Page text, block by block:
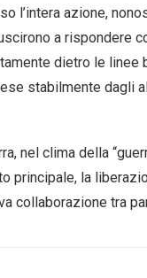
l’intera azione,
a rispondere
dietro le linee
stabilmente dagli
nel clima della
principale, la
collaborazione tra